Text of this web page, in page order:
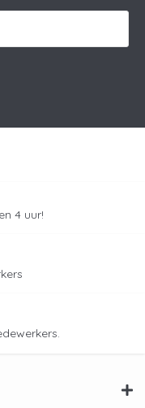
4 uur!